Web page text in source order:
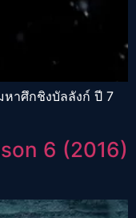
หาศึกชิงบัลลังก์ ปี 7
6 (2016)